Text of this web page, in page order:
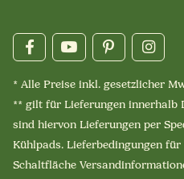
* Alle Preise inkl. gesetzlicher
** gilt für Lieferungen innerhalb
sind hiervon Lieferungen per
Kühlpads. Lieferbedingungen
Schaltfläche